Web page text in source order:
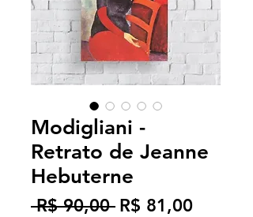
Modigliani -
Retrato de Jeanne
Hebuterne
R$ 90,00 Preço
R$ 81,00Preço